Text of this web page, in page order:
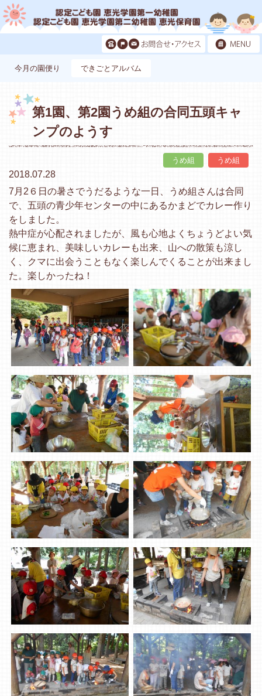
今月の園便り できごとアルバム
第1園、第2園うめ組の合同五頭キャ
ンプのようす
うめ組 うめ組
2018.07.28
7月2６日の暑さでうだるような一日、うめ組さんは合同
で、五頭の青少年センターの中にあるかまどでカレー作り
をしました。
熱中症が心配されましたが、風も心地よくちょうどよい気
候に恵まれ、美味しいカレーも出来、山への散策も涼し
く、クマに出会うこともなく楽しんでくることが出来まし
た。楽しかったね！